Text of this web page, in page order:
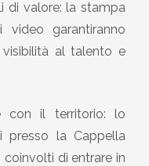
di valore: la stampa
garantiranno
visibilità al talento e
con il territorio: lo
presso la Cappella
di entrare in